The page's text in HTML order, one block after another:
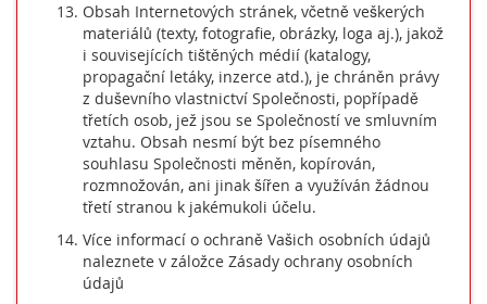
Obsah Internetových stránek, včetně veškerých
materiálů (texty, fotografie, obrázky, loga aj.), jakož
i souvisejících tištěných médií (katalogy,
propagační letáky, inzerce atd.), je chráněn právy
z duševního vlastnictví Společnosti, popřípadě
třetích osob, jež jsou se Společností ve smluvním
vztahu. Obsah nesmí být bez písemného
souhlasu Společnosti měněn, kopírován,
rozmnožován, ani jinak šířen a využíván žádnou
třetí stranou k jakémukoli účelu.
Více informací o ochraně Vašich osobních údajů
naleznete v záložce Zásady ochrany osobních
údajů